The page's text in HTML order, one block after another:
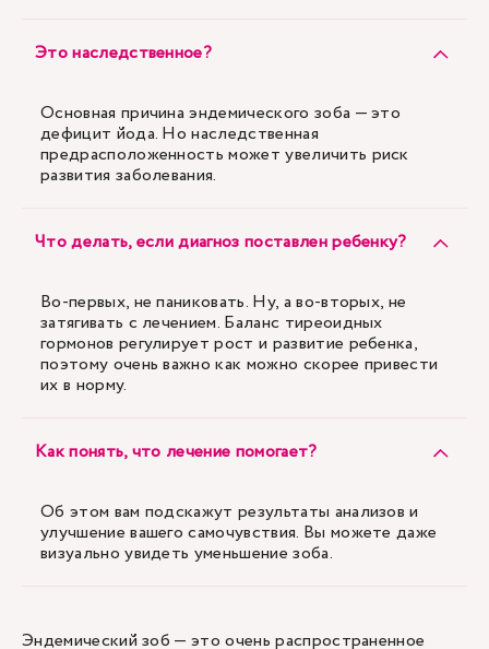
Это наследственное?
Основная причина эндемического зоба — это
дефицит йода. Но наследственная
предрасположенность может увеличить риск
развития заболевания.
Что делать, если диагноз поставлен ребенку?
Во-первых, не паниковать. Ну, а во-вторых, не
затягивать с лечением. Баланс тиреоидных
гормонов регулирует рост и развитие ребенка,
поэтому очень важно как можно скорее привести
их в норму.
Как понять, что лечение помогает?
Об этом вам подскажут результаты анализов и
улучшение вашего самочувствия. Вы можете даже
визуально увидеть уменьшение зоба.
Эндемический зоб — это очень распространенное